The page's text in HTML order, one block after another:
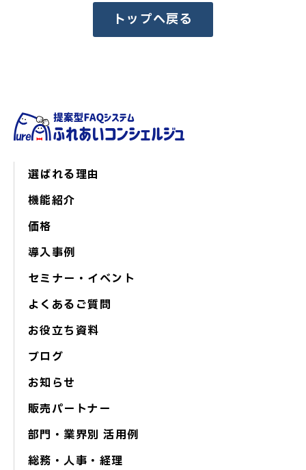
トップへ戻る
選ばれる理由
機能紹介
価格
導入事例
セミナー・イベント
よくあるご質問
お役立ち資料
ブログ
お知らせ
販売パートナー
部門・業界別 活用例
総務・人事・経理